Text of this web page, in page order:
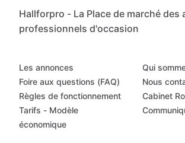
Hallforpro - La Place de marché des
professionnels d'occasion
Les annonces
Foire aux questions (FAQ)
Règles de fonctionnement
Tarifs - Modèle
économique
Qui
Nous
Cabinet